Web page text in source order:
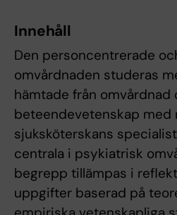
Innehåll
Den personcentrerade
omvårdnaden studeras
hämtade från omvårdnad
beteendevetenskap med
sjuksköterskans
centrala i psykiatrisk
begrepp tillämpas i
uppgifter baserad på